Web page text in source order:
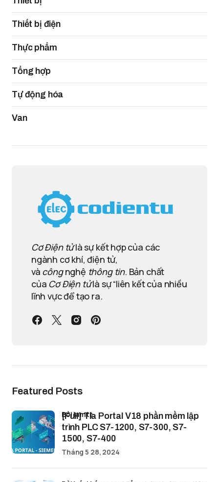
Thiết bị điện
Thực phẩm
Tổng hợp
Tự động hóa
Van
Cơ Điện tửlà sự kết hợp của các
ngành cơ khí, điện tử,
và côngnghệ thông tin. Bản chất
của Cơ Điện tửlà sự “liên kết của nhiều
lĩnh vực để tạo ra.
Featured Posts
[Full] Tia Portal V18 phần mềm lập
trình PLC S7-1200, S7-300, S7-
1500, S7-400
bởi lamtt
Tháng 5 28, 2024